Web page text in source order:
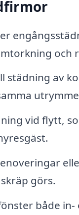
och
städning av
vid flytt,
görs.
både